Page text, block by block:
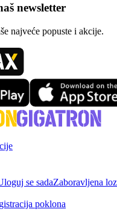
newsletter
najveće popuste i akcije.
se sadaZaboravljena
poklona